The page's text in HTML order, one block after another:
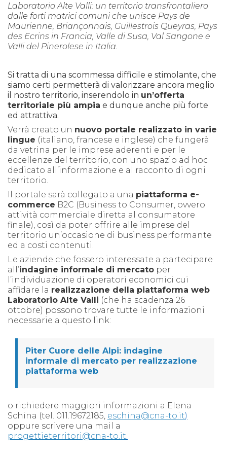
Laboratorio Alte Valli: un territorio transfrontaliero
dalle forti matrici comuni che unisce Pays de
Maurienne, Briançonnais, Guillestrois Queyras, Pays
des Ecrins in Francia, Valle di Susa, Val Sangone e
Valli del Pinerolese in Italia.
Si tratta di una scommessa difficile e stimolante, che
siamo certi permetterà di valorizzare ancora meglio
il nostro territorio, inserendolo in un’offerta
territoriale più ampia e dunque anche più forte
ed attrattiva.
Verrà creato un nuovo portale realizzato in varie
lingue (italiano, francese e inglese) che fungerà
da vetrina per le imprese aderenti e per le
eccellenze del territorio, con uno spazio ad hoc
dedicato all’informazione e al racconto di ogni
territorio.
Il portale sarà collegato a una piattaforma e-
commerce B2C (Business to Consumer, ovvero
attività commerciale diretta al consumatore
finale), così da poter offrire alle imprese del
territorio un’occasione di business performante
ed a costi contenuti.
Le aziende che fossero interessate a partecipare
all’indagine informale di mercato per
l’individuazione di operatori economici cui
affidare la realizzazione della piattaforma web
Laboratorio Alte Valli (che ha scadenza 26
ottobre) possono trovare tutte le informazioni
necessarie a questo link:
Piter Cuore delle Alpi: indagine
informale di mercato per realizzazione
piattaforma web
o richiedere maggiori informazioni a Elena
Schina (tel. 011.19672185, eschina@cna-to.it)
oppure scrivere una mail a
progettieterritori@cna-to.it